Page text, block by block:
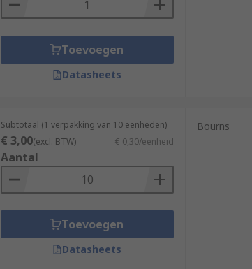
Toevoegen
Datasheets
Subtotaal (1 verpakking van 10 eenheden)
€ 3,00(excl. BTW) € 0,30/eenheid
Aantal
Toevoegen
Datasheets
Bourns